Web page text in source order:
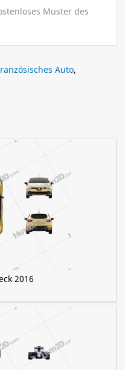
Muster des
Auto,
2016